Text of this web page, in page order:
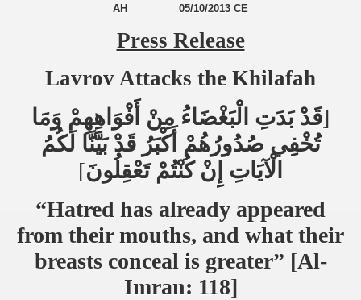
AH
05/10/2013 CE
Press Release
Lavrov Attacks the Khilafah
]قَدْ بَدَتِ الْبَغْضَاءُ مِنْ أَفْوَاهِهِمْ وَمَا
تُخْفِي صُدُورُهُمْ أَكْبَرُ قَدْ بَيَّنَّا لَكُمُ
الْآيَاتِ إِنْ كُنْتُمْ تَعْقِلُونَ[
“Hatred has already appeared
from their mouths, and what their
breasts conceal is greater” [Al-
Imran: 118]